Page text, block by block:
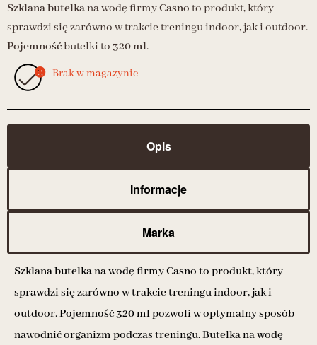
Szklana butelkana wodę firmyCasno to produkt, który
sprawdzi się zarówno w trakcie treningu indoor, jak i outdoor.
Pojemnośćbutelki to 320 ml.
Brak w magazynie
Opis
Informacje
Marka
Szklana butelkana wodę firmyCasno to produkt, który
sprawdzi się zarówno w trakcie treningu indoor, jak i
outdoor.Pojemność 320 mlpozwoli w optymalny sposób
nawodnić organizm podczas treningu. Butelka na wodę